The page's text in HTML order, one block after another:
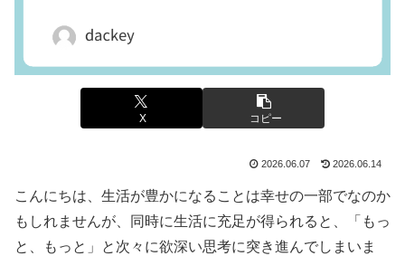
X コピー
2026.06.07 2026.06.14
こんにちは、生活が豊かになることは幸せの一部でなのか
もしれませんが、同時に生活に充足が得られると、「もっ
と、もっと」と次々に欲深い思考に突き進んでしまいま